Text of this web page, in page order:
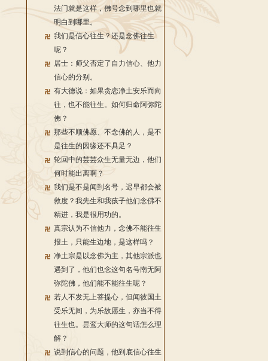
法门就是这样，佛号念到哪里也就
明白到哪里。
我们是信心往生？还是念佛往生
呢？
居士：师父否定了自力信心、他力
信心的分别。
有大德说：如果贪恋净土安乐而向
往，也不能往生。如何归命阿弥陀
佛？
那些不顺佛愿、不念佛的人，是不
是往生的因缘还不具足？
轮回中的芸芸众生无量无边，他们
何时能出离啊？
我们是不是闻到名号，迟早都会被
救度？我先生和我孩子他们念佛不
精进，我是很用功的。
真宗认为不信他力，念佛不能往生
报土，只能生边地，是这样吗？
净土宗是以念佛为主，其他宗派也
遇到了，他们也念这句名号南无阿
弥陀佛，他们能不能往生呢？
若人不发无上菩提心，但闻彼国土
受乐无间，为乐故愿生，亦当不得
往生也。昙鸾大师的这句话怎么理
解？
说到信心的问题，他到底信心往生